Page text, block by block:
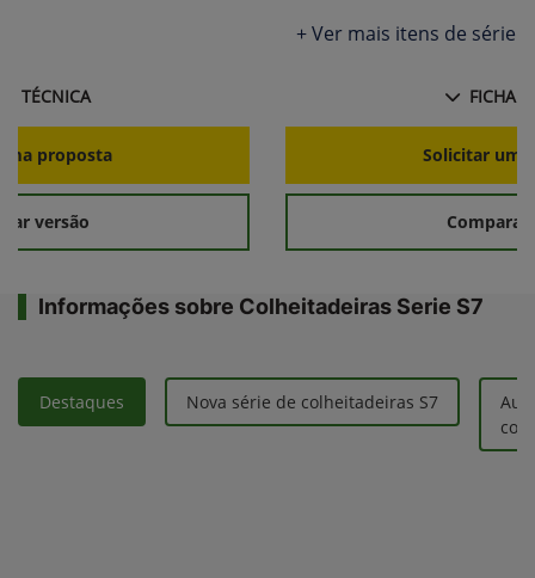
TÉCNICA
proposta
versão
+ Ver mais itens de série
FICHA
Solicitar
Comparar
Informações sobre Colheitadeiras Serie S7
Destaques Nova série de colheitadeiras S7